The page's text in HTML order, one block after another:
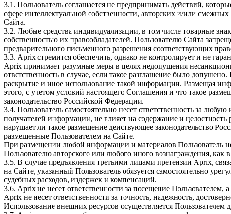
3.1. Пользователь соглашается не предпринимать действий,
сфере интеллектуальной собственности, авторских и/или
Сайта.
3.2. Любые средства индивидуализации, в том числе товарные
собственностью их правообладателей. Пользователю Сайта
предварительного письменного разрешения соответствующих
3.3. Aprix стремится обеспечить, однако не контролирует и не
Aprix принимает разумные меры в целях недопущения
ответственность в случае, если такое разглашение было
раскрытие и иное использование такой информации. Размещая
этого, с учетом условий настоящего Соглашения и что такое
законодательство Российской Федерации.
3.4. Пользователь самостоятельно несет ответственность за
получателей информации, не влияет на содержание и
нарушает ли такое размещение действующее законодательство
размещенные Пользователем на Сайте.
При размещении любой информации и материалов Пользователь
Пользователю авторского или любого иного вознаграждения, как
3.5. В случае предъявления третьими лицами претензий Aprix,
на Сайте, указанный Пользователь обязуется самостоятельно
судебных расходов, издержек и компенсаций.
3.6. Aprix не несет ответственности за посещение
Aprix не несет ответственности за точность, надежность,
Использование внешних ресурсов осуществляется